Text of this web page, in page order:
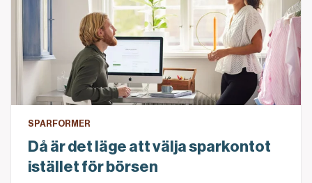
SPARFORMER
Då är det läge att välja sparkontot
istället för börsen